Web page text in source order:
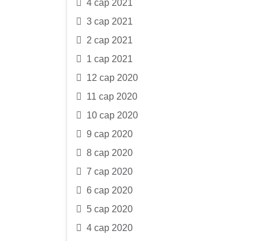
4 сар 2021
3 сар 2021
2 сар 2021
1 сар 2021
12 сар 2020
11 сар 2020
10 сар 2020
9 сар 2020
8 сар 2020
7 сар 2020
6 сар 2020
5 сар 2020
4 сар 2020